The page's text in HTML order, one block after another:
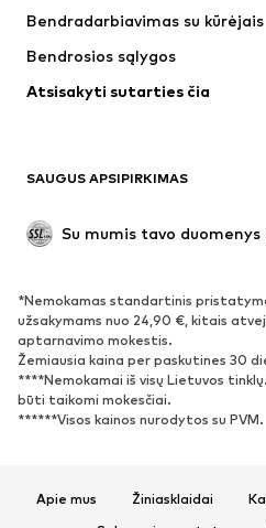
Maudymosi drabužiai
Proginiai
BATAI
Naujienos
Atviri batai
SPORTAS
Sportiniai drabužiai
AKSESUARAI
Bendradarbiavimas su kūrėjais
Bendrosios sąlygos
Atsisakyti sutarties čia
SAUGUS APSIPIRKIMAS
Su mumis tavo duomenys
*Nemokamas standartinis
užsakymams nuo 24,90 €, kitais
aptarnavimo mokestis.
Žemiausia kaina per paskutines 30
****Nemokamai iš visų Lietuvos
būti taikomi mokesčiai.
******Visos kainos nurodytos su PVM.
Apie mus Žiniasklaidai